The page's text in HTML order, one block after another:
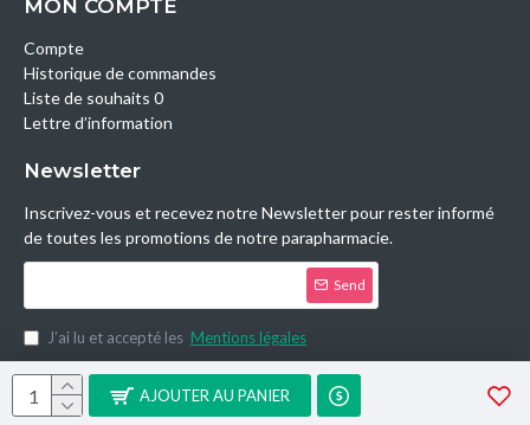
AJOUTER AU PANIER
MON COMPTE
Compte
Historique de commandes
Liste de souhaits 0
Lettre d’information
Newsletter
Inscrivez-vous et recevez notre Newsletter pour rester informé
de toutes les promotions de notre parapharmacie.
Send
J’ai lu et accepté les Mentions légales
Copyright © 2014, Parashop.tn, All Rights Reserved.